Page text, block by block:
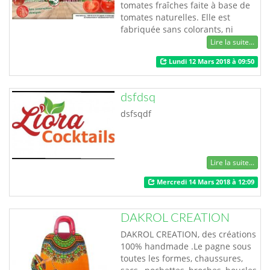
tomates fraîches faite à base de
tomates naturelles. Elle est
fabriquée sans colorants, ni
conservateurs, ni additifs
chimiques. Lancée sur le marché
en 2016 par la société Tim Agro,
cette purée vient apporter une
solution non seulement aux
agriculteurs face à leur détresse
lors de la perte de leurs récoltes,
Lire la suite...
Lundi 12 Mars 2018 à 09:50
dsfdsq
dsfsqdf
Lire la suite...
Mercredi 14 Mars 2018 à 12:09
DAKROL CREATION
DAKROL CREATION, des créations
100% handmade .Le pagne sous
toutes les formes, chaussures,